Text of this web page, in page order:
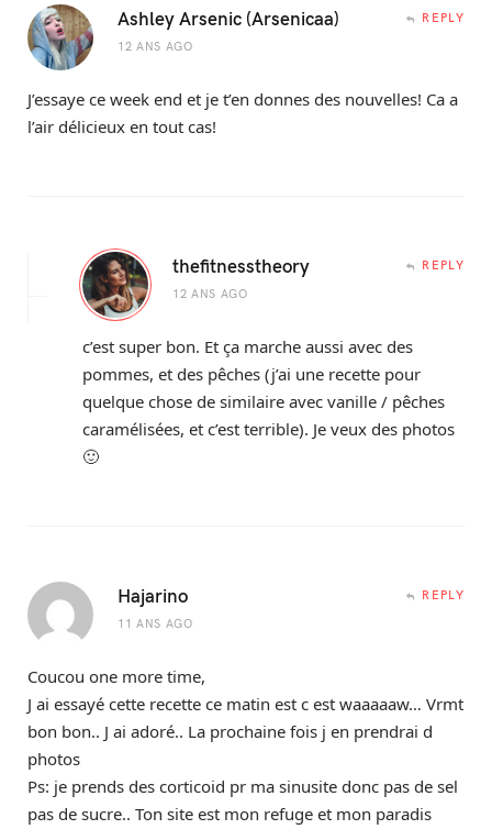
Ashley Arsenic (Arsenicaa)
12 ANS AGO
REPLY
J’essaye ce week end et je t’en donnes des nouvelles! Ca a
l’air délicieux en tout cas!
thefitnesstheory
12 ANS AGO
REPLY
c’est super bon. Et ça marche aussi avec des
pommes, et des pêches (j’ai une recette pour
quelque chose de similaire avec vanille / pêches
caramélisées, et c’est terrible). Je veux des photos
🙂
Hajarino
11 ANS AGO
REPLY
Coucou one more time,
J ai essayé cette recette ce matin est c est waaaaaw… Vrmt
bon bon.. J ai adoré.. La prochaine fois j en prendrai d
photos
Ps: je prends des corticoid pr ma sinusite donc pas de sel
pas de sucre.. Ton site est mon refuge et mon paradis